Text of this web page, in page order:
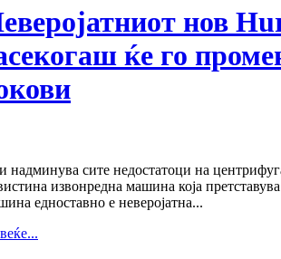
нов
ќе го
надминува сите недостатоци на
извонредна машина која
едноставно е неверојатна...